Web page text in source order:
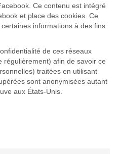
Ce contenu est intégré
et place des cookies. Ce
informations à des fins
de ces réseaux
régulièrement) afin de savoir ce
traitées en utilisant
sont anonymisées autant
aux États-Unis.